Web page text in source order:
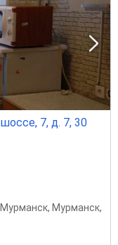
7, д. 7, 30
Мурманск, Мурманск,